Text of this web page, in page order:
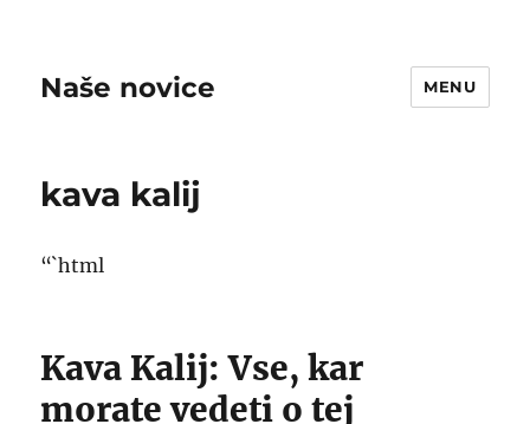
Naše novice MENU
kava kalij
“`html
Kava Kalij: Vse, kar
morate vedeti o tej